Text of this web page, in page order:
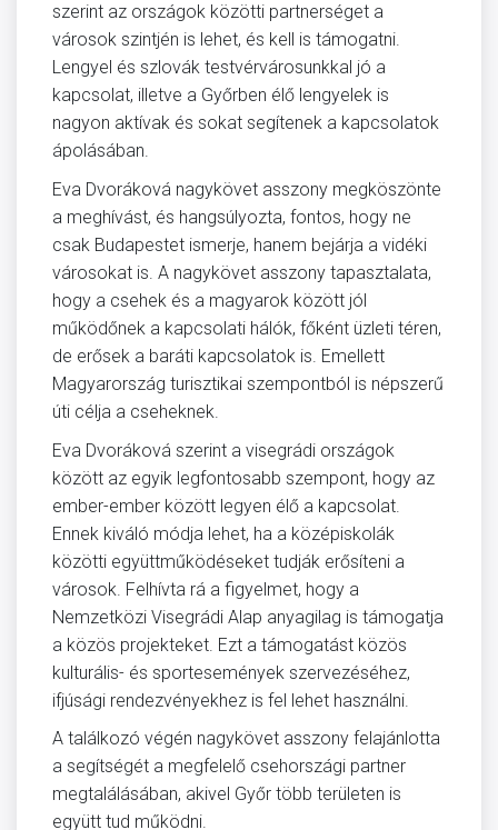
szerint az országok közötti partnerséget a
városok szintjén is lehet, és kell is támogatni.
Lengyel és szlovák testvérvárosunkkal jó a
kapcsolat, illetve a Győrben élő lengyelek is
nagyon aktívak és sokat segítenek a kapcsolatok
ápolásában.
Eva Dvoráková nagykövet asszony megköszönte
a meghívást, és hangsúlyozta, fontos, hogy ne
csak Budapestet ismerje, hanem bejárja a vidéki
városokat is. A nagykövet asszony tapasztalata,
hogy a csehek és a magyarok között jól
működőnek a kapcsolati hálók, főként üzleti téren,
de erősek a baráti kapcsolatok is. Emellett
Magyarország turisztikai szempontból is népszerű
úti célja a cseheknek.
Eva Dvoráková szerint a visegrádi országok
között az egyik legfontosabb szempont, hogy az
ember-ember között legyen élő a kapcsolat.
Ennek kiváló módja lehet, ha a középiskolák
közötti együttműködéseket tudják erősíteni a
városok. Felhívta rá a figyelmet, hogy a
Nemzetközi Visegrádi Alap anyagilag is támogatja
a közös projekteket. Ezt a támogatást közös
kulturális- és sportesemények szervezéséhez,
ifjúsági rendezvényekhez is fel lehet használni.
A találkozó végén nagykövet asszony felajánlotta
a segítségét a megfelelő csehországi partner
megtalálásában, akivel Győr több területen is
együtt tud működni.